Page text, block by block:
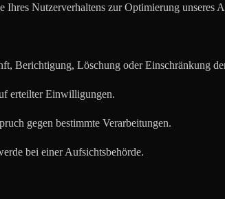
Ihres Nutzerverhaltens zur Optimierung unseres
Berichtigung, Löschung oder Einschränkung
erteilter Einwilligungen.
gegen bestimmte Verarbeitungen.
bei einer Aufsichtsbehörde.